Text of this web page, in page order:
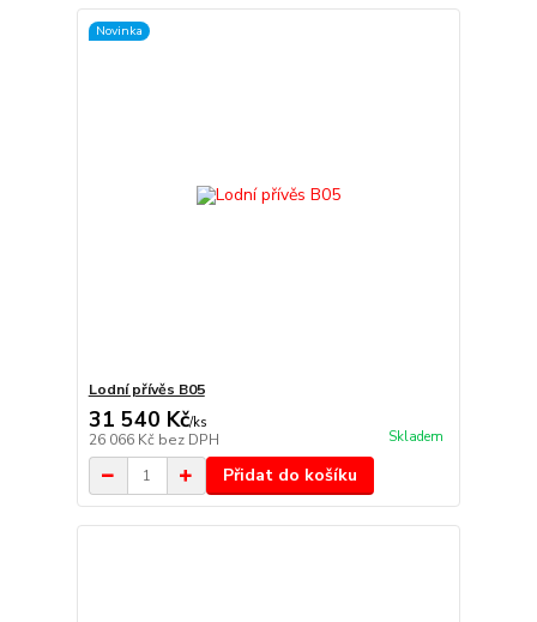
Novinka
Lodní přívěs B05
31 540 Kč/ks
26 066 Kč bez DPH Skladem
Přidat do košíku